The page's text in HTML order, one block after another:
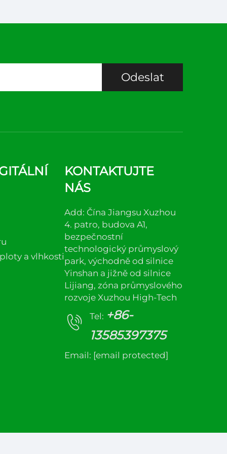
Odeslat
a vlhkosti
KONTAKTUJTE
NÁS
Add: Čína Jiangsu Xuzhou
4. patro, budova A1,
bezpečnostní
technologický průmyslový
park, východně od silnice
Yinshan a jižně od silnice
Lijiang, zóna průmyslového
rozvoje Xuzhou High-Tech
Tel: +86-
13585397375
Email: [email protected]